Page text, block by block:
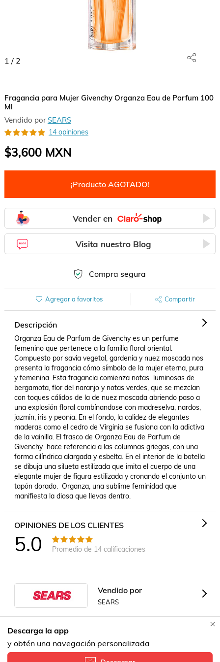
1 / 2
Fragancia para Mujer Givenchy Organza Eau de Parfum 100
Ml
Vendido por SEARS
14 opiniones
$3,600MXN
¡Producto AGOTADO!
Vender en
Visita nuestro Blog
Compra segura
Agregar a favoritos Compartir
Descripción
Organza Eau de Parfum de Givenchy es un perfume
femenino que pertenece a la familia floral oriental.
Compuesto por savia vegetal, gardenia y nuez moscada nos
presenta la fragancia cómo símbolo de la mujer eterna, pura
y femenina. Esta fragancia comienza notas  luminosas de
bergamota, flor del naranjo y notas verdes, que se mezclan
con toques cálidos de la de nuez moscada abriendo paso a
una explosión floral combínandose con madreselva, nardos,
jazmin, iris y peonía. En el fondo, la calidez de elegantes
maderas como el cedro de Virginia se fusiona con la adictiva
de la vainilla. El frasco de Organza Eau de Parfum de
Givenchy  hace referencia a las columnas griegas, con una
forma cilíndrica alargada y esbelta. En el interior de la botella
se dibuja una silueta estilizada que imita el cuerpo de una
elegante mujer de figura estilizada y cronando el conjunto un
tapón dorado.  Organza, una sublime feminidad que
manifiesta la diosa que llevas dentro.
OPINIONES DE LOS CLIENTES
5.0 Promedio de 14calificaciones
Vendido por
SEARS
Formas de Pago
Descarga la app
y obtén una navegación personalizada